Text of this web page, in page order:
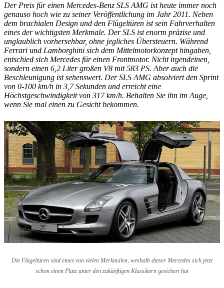
Der Preis für einen Mercedes-Benz SLS AMG ist heute immer noch
genauso hoch wie zu seiner Veröffentlichung im Jahr 2011. Neben
dem brachialen Design und den Flügeltüren ist sein Fahrverhalten
eines der wichtigsten Merkmale. Der SLS ist enorm präzise und
unglaublich vorhersehbar, ohne jegliches Übersteuern. Während
Ferrari und Lamborghini sich dem Mittelmotorkonzept hingaben,
entschied sich Mercedes für einen Frontmotor. Nicht irgendeinen,
sondern einen 6,2 Liter großen V8 mit 583 PS. Aber auch die
Beschleunigung ist sehenswert. Der SLS AMG absolviert den Sprint
von 0-100 km/h in 3,7 Sekunden und erreicht eine
Höchstgeschwindigkeit von 317 km/h. Behalten Sie ihn im Auge,
wenn Sie mal einen zu Gesicht bekommen.
Die Flügeltüren sind eines von vielen Merkmalen, weshalb dieser Mercedes sich jetzt
schon einen Platz unter den zukünftigen Klassikern gesichert hat